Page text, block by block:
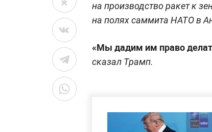
на производство ракет к
на полях саммита НАТО в
«Мы дадим им право
сказал Трамп.